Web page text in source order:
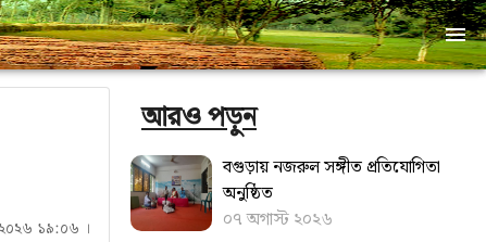
১৯:০৬ ।
আরও পড়ুন
বগুড়ায় নজরুল সঙ্গীত প্রতিযোগিতা
অনুষ্ঠিত
০৭ অগাস্ট ২০২৬